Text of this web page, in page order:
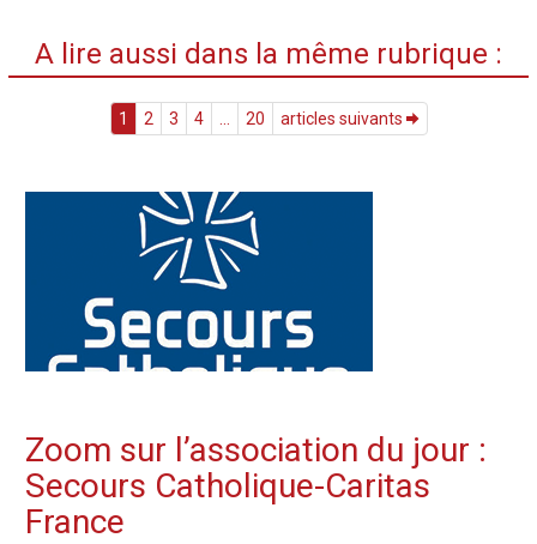
A lire aussi dans la même rubrique :
1 2 3 4 20 articles suivants
Zoom sur l’association du jour :
Secours Catholique-Caritas
France